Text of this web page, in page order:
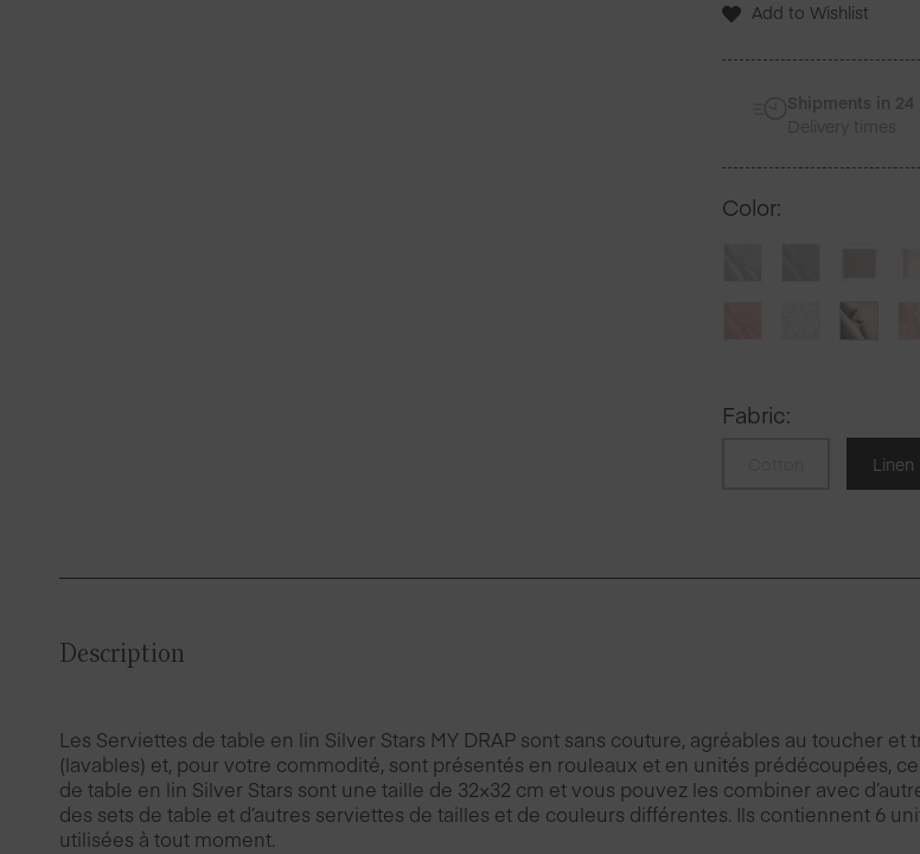
Serviettes
Unites
Add to Wishlist
Shipments in 24
Delivery times
Color:
Fabric:
Linen
Description
Les Serviettes de table en lin Silver Stars MY DRAP sont sans couture, agréables au toucher et
(lavables) et, pour votre commodité, sont présentés en rouleaux et en unités prédécoupées,
de table en lin Silver Stars sont une taille de 32×32 cm et vous pouvez les combiner avec
des sets de table et d’autres serviettes de tailles et de couleurs différentes. Ils contiennent 6
utilisées à tout moment.